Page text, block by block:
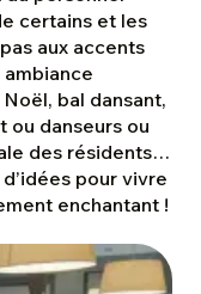
certains et les
aux accents
bal dansant,
ou danseurs ou
des résidents…
pour vivre
enchantant !